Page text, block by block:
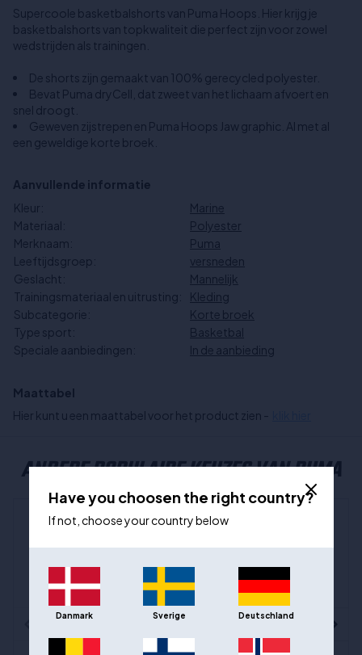
Supercoole basketbalshorts van Puma Hoops. Hier krijg je
basketbalshorts van topkwaliteit die perfect zijn voor zowel
wedstrijden als trainingen.
De shorts zijn gemaakt van 100% gerecycled polyester.
Bevat Puma dryCell, dat zweet van het lichaam afvoert en
snel droogt.
Geweven zijstrepen en Puma Hoops Jaw graphic. Al met al
een geweldige korte broek.
Aanvullende informatie
Kleur:
Marine
Materiaal:
Polyester
Merknaam:
Puma
Leeftijdsgroep:
versneden
Geslacht:
Mannelijk
Trainingsmateriaal en uitrusting:
Kleding
Subcategorie:
Korte broek
Type sport:
Basketbal
Speciale aanbiedingen:
In de aanbieding
Maattabel
Hier kunt u een maattabel voor het product zien -
ANDERE POPULAIRE KEUZES VAN PUMA
- 49%
Out of stock
Have you choosen the right country?
If not, choose your country below
Danmark Sverige Deutschland